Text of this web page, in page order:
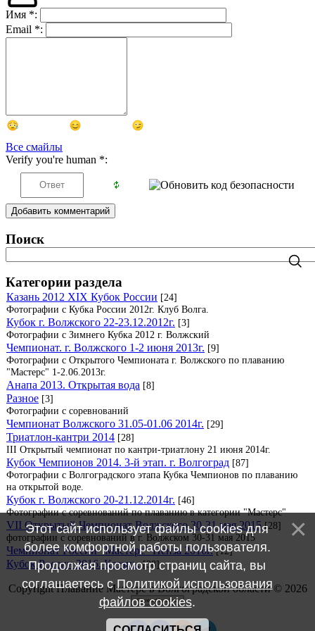
Имя *:
Email *:
Все смайлы
Verify you're human *:
Добавить комментарий
Поиск
Категории раздела
Казань 2012 XIX Кубок России [24]
Фотографии с Кубка России 2012г. Клуб Волга.
Кубок г. Волжского 22-23.12.2012г. [3]
Фотографии с Зимнего Кубка 2012 г. Волжский
Чемпионат. г. Волжского 1-2 июня 2013г. [9]
Фотографии с Открытого Чемпионата г. Волжского по плаванию
"Мастерс" 1-2.06.2013г.
Анапа 2013. Открытая вода [8]
Разное [3]
Фотографии с соревнований
Чемпионат Волжского 31.05-01.06 2014г. [29]
Триатлон-кантри 2014 [28]
III Открытый чемпионат по кантри-триатлону 21 июня 2014г.
Кубок Чемпионов 2014. 3-й этап. г. Волгоград [87]
Фотографии с Волгоградского этапа Кубка Чемпионов по плаванию
на открытой воде.
Кубок г. Волжского 20-21.12.2014г. [46]
Фотографии с соревнований по плаванию в категории "Мастерс"
VII Открытый Чемпионат Волжского 30-31 мая 2015 [28]
фотографии с соревнований в г. Волжском 30-31 мая 2015
Чемпионат России "Мастерс" Пенза 2016г. [12]
Кубок России 2016. Казань. [38]
Copyright Плавание Мастерс в Волгоградской области © 2026
Этот сайт использует файлы cookies для
более комфортной работы пользователя.
Продолжая просмотр страниц сайта, вы
соглашаетесь сПолитикой использования
файлов cookies.